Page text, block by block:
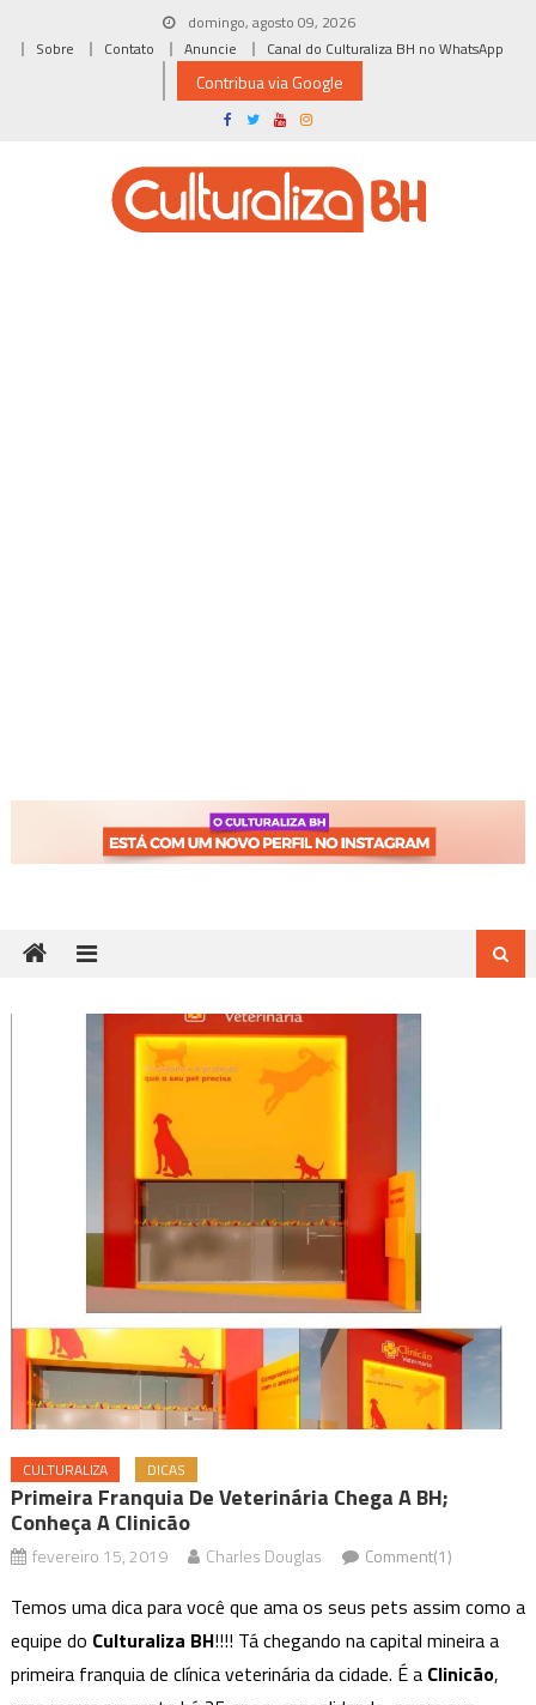
domingo, agosto 09, 2026
Sobre
Contato Anuncie Canal do Culturaliza BH no WhatsApp
Contribua via Google
CULTURALIZA DICAS
Primeira Franquia De Veterinária Chega A BH;
Conheça A Clinicão
fevereiro 15, 2019 Charles Douglas Comment(1)
Temos uma dica para você que ama os seus pets assim como a
equipe do Culturaliza BH!!!! Tá chegando na capital mineira a
primeira franquia de clínica veterinária da cidade. É a Clinicão,